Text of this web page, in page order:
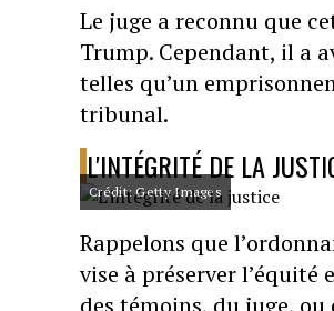
Le juge a reconnu que
Trump. Cependant, il a
telles qu’un
tribunal.
L'INTÉGRITÉ DE LA
Crédit: Getty Images
Rappelons que
vise à préserver
des témoins, du juge,